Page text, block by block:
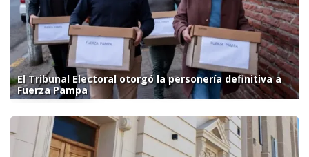
El Tribunal Electoral otorgó la personería definitiva a
Fuerza Pampa